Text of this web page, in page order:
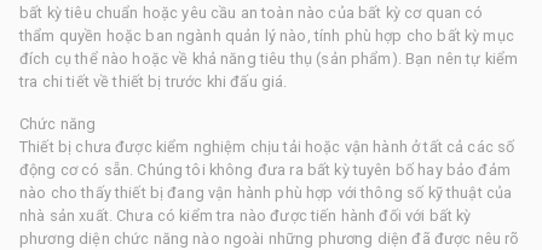
bất kỳ tiêu chuẩn hoặc yêu cầu an toàn nào của bất kỳ cơ quan có
thẩm quyền hoặc ban ngành quản lý nào, tính phù hợp cho bất kỳ mục
đích cụ thể nào hoặc về khả năng tiêu thụ (sản phẩm). Bạn nên tự kiểm
tra chi tiết về thiết bị trước khi đấu giá.
Chức năng
Thiết bị chưa được kiểm nghiệm chịu tải hoặc vận hành ở tất cả các số
động cơ có sẵn. Chúng tôi không đưa ra bất kỳ tuyên bố hay bảo đảm
nào cho thấy thiết bị đang vận hành phù hợp với thông số kỹ thuật của
nhà sản xuất. Chưa có kiểm tra nào được tiến hành đối với bất kỳ
phương diện chức năng nào ngoài những phương diện đã được nêu rõ